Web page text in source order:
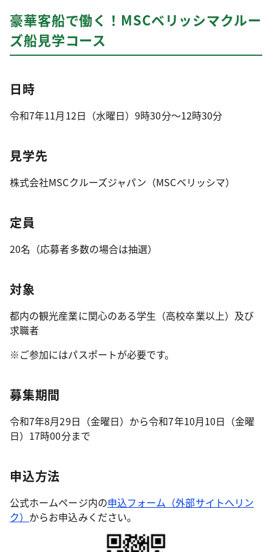
豪華客船で働く！MSCベリッシマクルー
ズ船見学コース
日時
令和7年11月12日（水曜日）9時30分～12時30分
見学先
株式会社MSCクルーズジャパン（MSCベリッシマ）
定員
20名（応募者多数の場合は抽選）
対象
都内の観光産業に関心のある学生（高校卒業以上）及び
求職者
※ご参加にはパスポートが必要です。
募集期間
令和7年8月29日（金曜日）から令和7年10月10日（金曜
日）17時00分まで
申込方法
公式ホームページ内の申込フォーム（外部サイトへリン
ク） からお申込みください。